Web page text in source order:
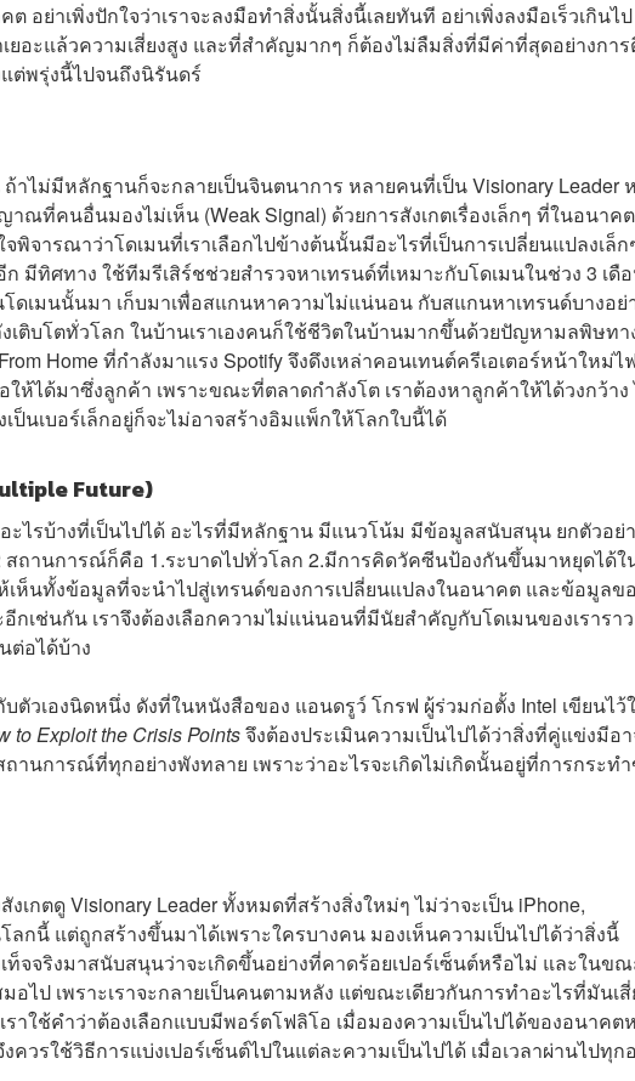
ต อย่าเพิ่งปักใจว่าเราจะลงมือทำสิ่งนั้นสิ่งนี้เลยทันที อย่าเพิ่งลงมือเร็วเกินไป
ยอะแล้วความเสี่ยงสูง และที่สำคัญมากๆ ก็ต้องไม่ลืมสิ่งที่มีค่าที่สุดอย่างกา
ต่พรุ่งนี้ไปจนถึงนิรันดร์
าไม่มีหลักฐานก็จะกลายเป็นจินตนาการ หลายคนที่เป็น Visionary Leader
ที่คนอื่นมองไม่เห็น (Weak Signal) ด้วยการสังเกตเรื่องเล็กๆ ที่ในอนาค
พิจารณาว่าโดเมนที่เราเลือกไปข้างต้นนั้นมีอะไรที่เป็นการเปลี่ยนแปลงเล็ก
มีทิศทาง ใช้ทีมรีเสิร์ชช่วยสำรวจหาเทรนด์ที่เหมาะกับโดเมนในช่วง 3 เดื
ดเมนนั้นมา เก็บมาเพื่อสแกนหาความไม่แน่นอน กับสแกนหาเทรนด์บางอย่
เติบโตทั่วโลก ในบ้านเราเองคนก็ใช้ชีวิตในบ้านมากขึ้นด้วยปัญหามลพิษทา
Home ที่กำลังมาแรง Spotify จึงดึงเหล่าคอนเทนต์ครีเอเตอร์หน้าใหม่ไ
ให้ได้มาซึ่งลูกค้า เพราะขณะที่ตลาดกำลังโต เราต้องหาลูกค้าให้ได้วงกว้าง
ป็นเบอร์เล็กอยู่ก็จะไม่อาจสร้างอิมแพ็กให้โลกใบนี้ได้
Future)
ไรบ้างที่เป็นไปได้ อะไรที่มีหลักฐาน มีแนวโน้ม มีข้อมูลสนับสนุน ยกตัวอย่
สถานการณ์ก็คือ 1.ระบาดไปทั่วโลก 2.มีการคิดวัคซีนป้องกันขึ้นมาหยุดได้ใ
เห็นทั้งข้อมูลที่จะนำไปสู่เทรนด์ของการเปลี่ยนแปลงในอนาคต และข้อมูลข
เช่นกัน เราจึงต้องเลือกความไม่แน่นอนที่มีนัยสำคัญกับโดเมนของเรารา
ต่อได้บ้าง
บตัวเองนิดหนึ่ง ดังที่ในหนังสือของ แอนดรูว์ โกรฟ ผู้ร่วมก่อตั้ง Intel เขียนไว้
to Exploit the Crisis Pointsจึงต้องประเมินความเป็นไปได้ว่าสิ่งที่คู่แข่งมีอา
านการณ์ที่ทุกอย่างพังทลาย เพราะว่าอะไรจะเกิดไม่เกิดนั้นอยู่ที่การกระท
เกตดู Visionary Leader ทั้งหมดที่สร้างสิ่งใหม่ๆ ไม่ว่าจะเป็น iPhone,
ลกนี้ แต่ถูกสร้างขึ้นมาได้เพราะใครบางคน มองเห็นความเป็นไปได้ว่าสิ่งนี้
จจริงมาสนับสนุนว่าจะเกิดขึ้นอย่างที่คาดร้อยเปอร์เซ็นต์หรือไม่ และในขณ
อไป เพราะเราจะกลายเป็นคนตามหลัง แต่ขณะเดียวกันการทำอะไรที่มันเสี่
ราใช้คำว่าต้องเลือกแบบมีพอร์ตโฟลิโอ เมื่อมองความเป็นไปได้ของอนาคต
วรใช้วิธีการแบ่งเปอร์เซ็นต์ไปในแต่ละความเป็นไปได้ เมื่อเวลาผ่านไปทุก